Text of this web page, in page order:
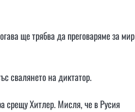
ще трябва да преговаряме за мир
свалянето на диктатор.
срещу Хитлер. Мисля, че в Русия